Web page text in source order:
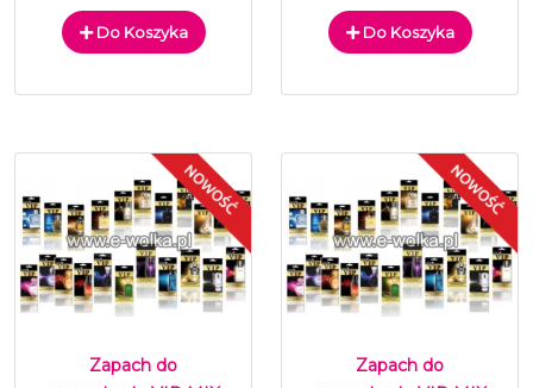
Do Koszyka Do Koszyka
Zapach do
Zapach do